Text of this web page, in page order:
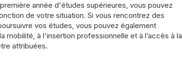
année d'études supérieures, vous pouvez
de votre situation. Si vous rencontrez des
vos études, vous pouvez également
à l'insertion professionnelle et à l’accès à la
attribuées.